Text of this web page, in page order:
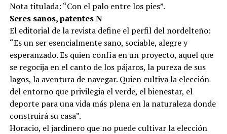
Nota titulada: “Con el palo entre los pies”.
Seres sanos, patentes N
El editorial de la revista define el perfil del nordelteño:
“Es un ser esencialmente sano, sociable, alegre y
esperanzado. Es quien confía en un proyecto, aquel que
se regocija en el canto de los pájaros, la pureza de sus
lagos, la aventura de navegar. Quien cultiva la elección
del entorno que privilegia el verde, el bienestar, el
deporte para una vida más plena en la naturaleza donde
construirá su casa”.
Horacio, el jardinero que no puede cultivar la elección